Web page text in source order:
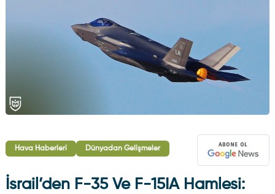
Hava Haberleri Dünyadan Gelişmeler
İsrail’den F-35 Ve F-15IA Hamlesi: